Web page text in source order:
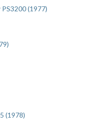
(1977)
(1978)